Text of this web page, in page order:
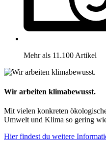
Mehr als 11.100 Artikel
Wir arbeiten klimabewusst.
Mit vielen konkreten
Umwelt und Klima so gering
Hier findest du weitere